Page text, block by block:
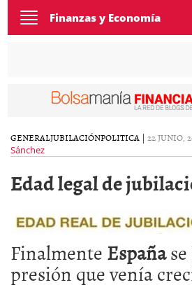
Toggle
navigation
Finanzas y Economía
GENERALJUBILACIÓNPOLITICA | 22 JUNIO,
Sánchez
Edad legal de
FinalmenteEspañase
presión que venía